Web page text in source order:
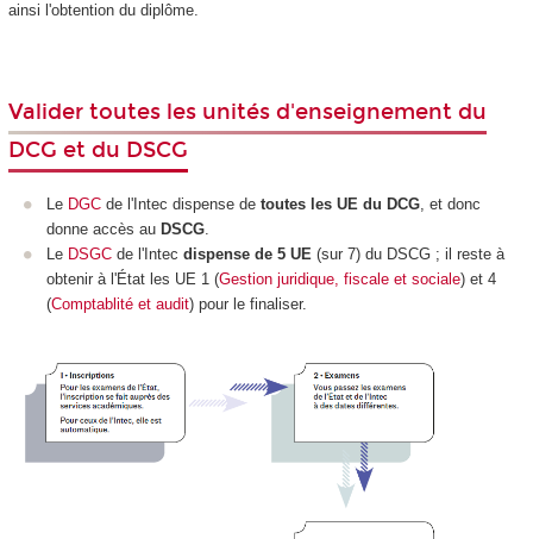
ainsi l'obtention du diplôme.
Valider toutes les unités d'enseignement du
DCG et du DSCG
Le DGC de l'Intec dispense de toutes les UE du DCG, et donc
donne accès au DSCG.
Le DSGC de l'Intec dispense de 5 UE (sur 7) du DSCG ; il reste à
obtenir à l'État les UE 1 (Gestion juridique, fiscale et sociale) et 4
(Comptablité et audit) pour le finaliser.